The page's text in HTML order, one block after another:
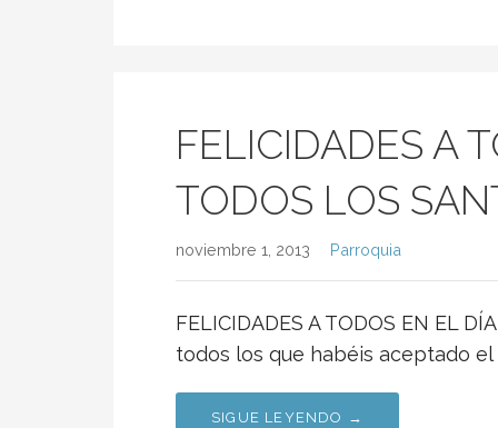
FELICIDADES A
TODOS LOS
noviembre 1, 2013 Parroquia
FELICIDADES A TODOS EN EL
todos los que habéis aceptado el
SIGUE LEYENDO →